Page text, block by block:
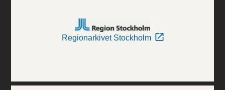
Regionarkivet Stockholm